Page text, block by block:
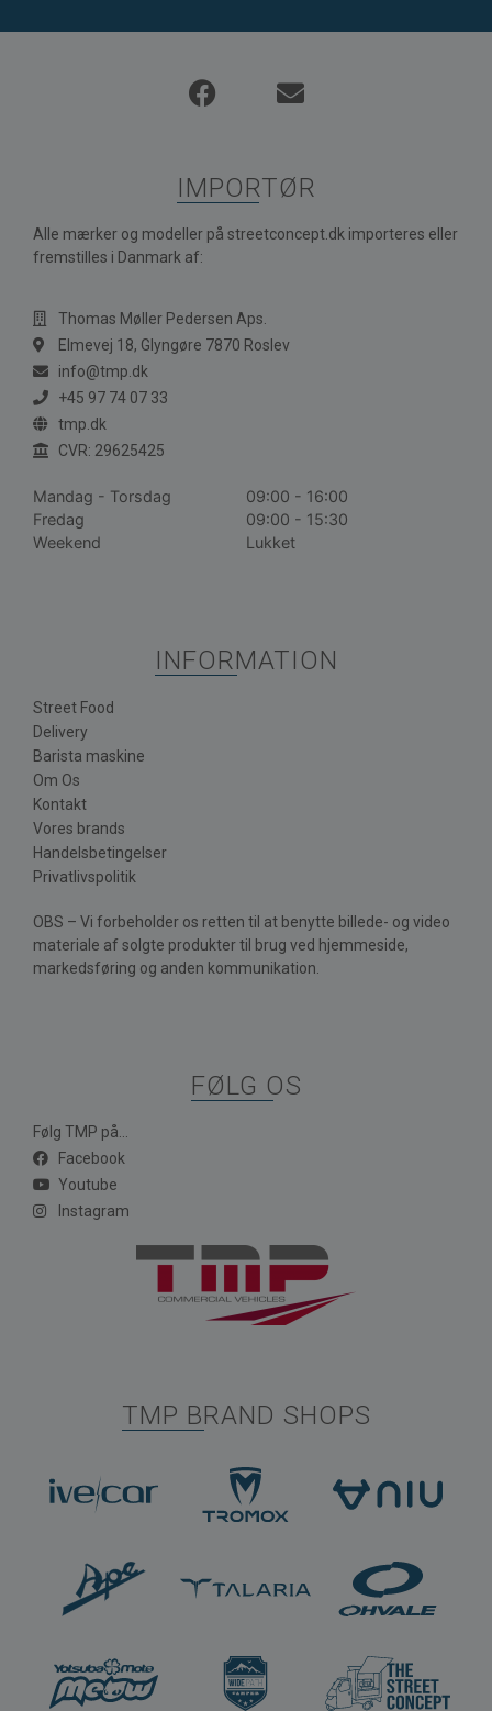
IMPORTØR
Alle mærker og modeller på streetconcept.dk importeres eller
fremstilles i Danmark af:
Thomas Møller Pedersen Aps.
Elmevej 18, Glyngøre 7870 Roslev
info@tmp.dk
+45 97 74 07 33
tmp.dk
CVR: 29625425
Mandag - Torsdag
09:00 - 16:00
Fredag
09:00 - 15:30
Weekend
Lukket
INFORMATION
Street Food
Delivery
Barista maskine
Om Os
Kontakt
Vores brands
Handelsbetingelser
Privatlivspolitik
OBS – Vi forbeholder os retten til at benytte billede- og video
materiale af solgte produkter til brug ved hjemmeside,
markedsføring og anden kommunikation.
FØLG OS
Følg TMP på...
Facebook
Youtube
Instagram
TMP BRAND SHOPS